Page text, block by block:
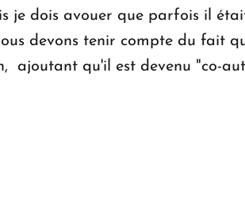
je dois avouer que parfois il
devons tenir compte du fait
ajoutant qu'il est devenu "co-